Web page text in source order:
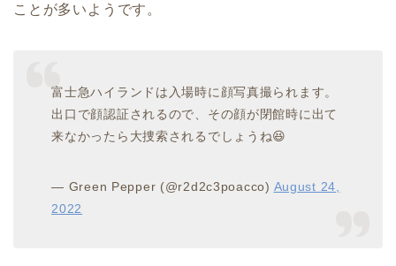
ことが多いようです。
富士急ハイランドは入場時に顔写真撮られます。
出口で顔認証されるので、その顔が閉館時に出て
来なかったら大捜索されるでしょうね😆
— Green Pepper (@r2d2c3poacco) August 24,
2022